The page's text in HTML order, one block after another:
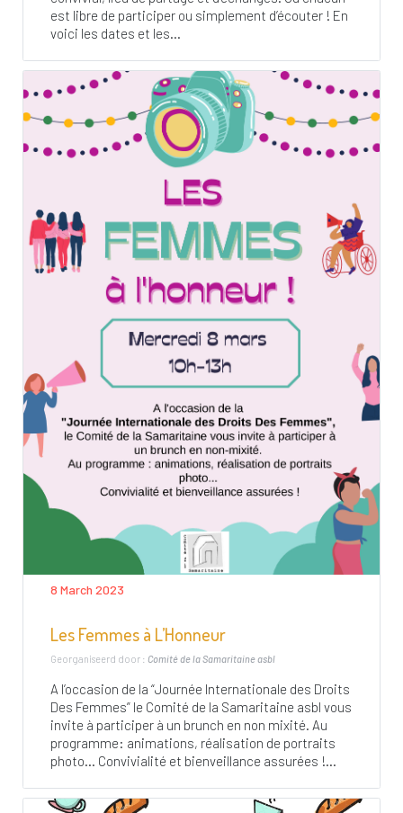
est libre de participer ou simplement d’écouter ! En
voici les dates et les...
8 March 2023
Les Femmes à L’Honneur
Georganiseerd door : Comité de la Samaritaine asbl
A l’occasion de la “Journée Internationale des Droits
Des Femmes” le Comité de la Samaritaine asbl vous
invite à participer à un brunch en non mixité. Au
programme: animations, réalisation de portraits
photo… Convivialité et bienveillance assurées !...